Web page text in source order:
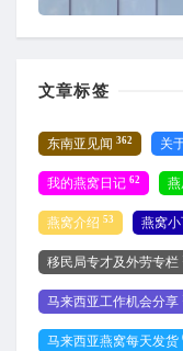
文章标签
东南亚见闻 362 关
我的燕窝日记 62
燕窝介绍 53 燕窝
移民局专才及外劳专栏
马来西亚工作机会分享
马来西亚燕窝每天发货